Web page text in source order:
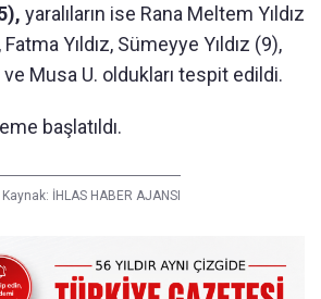
yaralıların ise Rana Meltem Yıldız
Yıldız, Sümeyye Yıldız (9),
ve Musa U. oldukları tespit edildi.
başlatıldı.
Kaynak: İHLAS HABER AJANSI